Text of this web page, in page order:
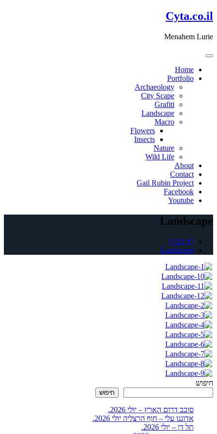
דלג
לתוכן
Cyta.co.il
Menahem Lurie
Home
Portfolio
Archaeology
City Scape
Grafiti
Landscape
Macro
Flowers
Insects
Nature
Wild Life
About
Contact
Gail Rubin Project
Facebook
Youtube
Landscape
דף הבית
Landscape
חיפוש
חיפוש
סובב דרום הארץ – יולי 2026.
אדוננו עלי – חוף הרצליה יולי 2026.
תל דן – יולי 2026.